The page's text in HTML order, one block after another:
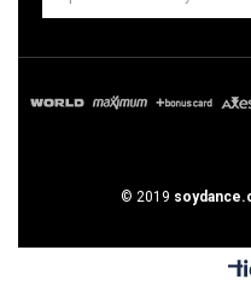
© 2019